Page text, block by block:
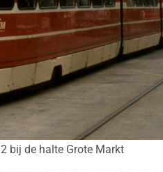
bij de halte Grote Markt